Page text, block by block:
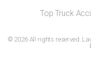
Top Truck
© 2026 All rights reserved.